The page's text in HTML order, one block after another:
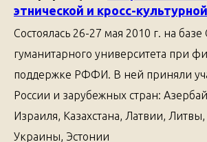
этнической и кросс-
Состоялась 26-27 мая 2010 г. на
гуманитарного университета при
поддержке РФФИ. В ней приняли
России и зарубежных стран:
Израиля, Казахстана, Латвии,
Украины, Эстонии